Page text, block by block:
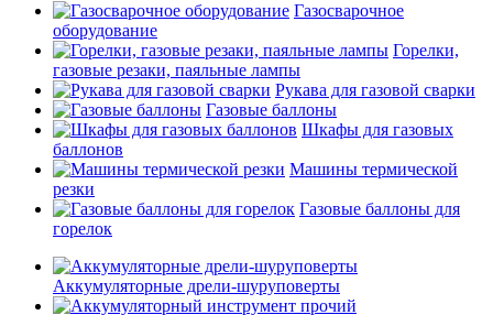
Газосварочное
оборудование
Горелки,
газовые резаки, паяльные лампы
Рукава для газовой сварки
Газовые баллоны
Шкафы для газовых
баллонов
Машины термической
резки
Газовые баллоны для
горелок
Аккумуляторные дрели-шуруповерты